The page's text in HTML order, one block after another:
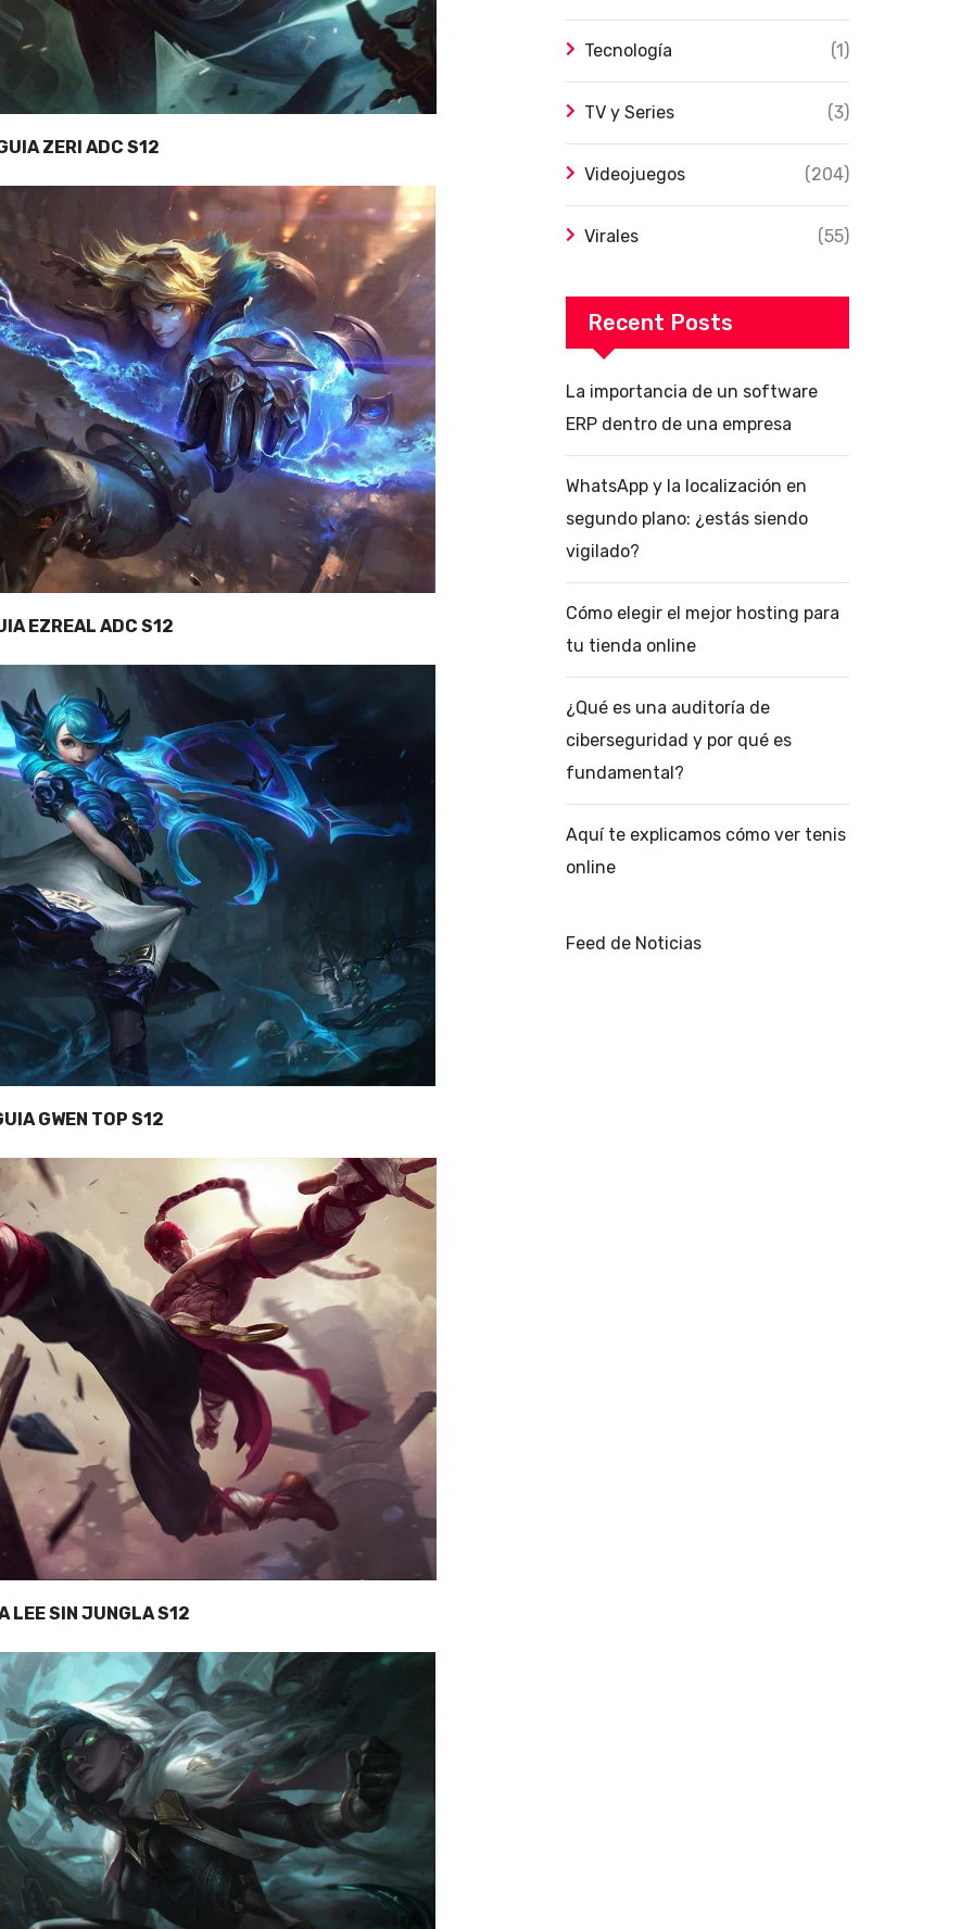
ZERI ADC S12
EZREAL ADC S12
GWEN TOP S12
LEE SIN JUNGLA S12
Tecnología (1)
TV y Series (3)
Videojuegos (204)
Virales (55)
Recent Posts
La importancia de un software
ERP dentro de una empresa
WhatsApp y la localización en
segundo plano: ¿estás siendo
vigilado?
Cómo elegir el mejor hosting para
tu tienda online
¿Qué es una auditoría de
ciberseguridad y por qué es
fundamental?
Aquí te explicamos cómo ver tenis
online
Feed de Noticias